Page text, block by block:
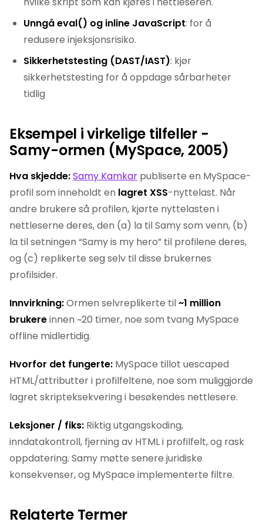
Unngå eval() og inline JavaScript: for å
redusere injeksjonsrisiko.
Sikkerhetstesting (DAST/IAST): kjør
sikkerhetstesting for å oppdage sårbarheter
tidlig
Eksempel i virkelige tilfeller -
Samy-ormen (MySpace, 2005)
Hva skjedde:Samy Kamkar publiserte en MySpace-
profil som inneholdt en lagret XSS-nyttelast. Når
andre brukere så profilen, kjørte nyttelasten i
nettleserne deres, den (a) la til Samy som venn, (b)
la til setningen “Samy is my hero” til profilene deres,
og (c) replikerte seg selv til disse brukernes
profilsider.
Innvirkning:Ormen selvreplikerte til~1 million
brukereinnen ~20 timer, noe som tvang MySpace
offline midlertidig.
Hvorfor det fungerte: MySpace tillot uescaped
HTML/attributter i profilfeltene, noe som muliggjorde
lagret skripteksekvering i besøkendes nettlesere.
Leksjoner / fiks: Riktig utgangskoding,
inndatakontroll, fjerning av HTML i profilfelt, og rask
oppdatering. Samy møtte senere juridiske
konsekvenser, og MySpace implementerte filtre.
Relaterte Termer